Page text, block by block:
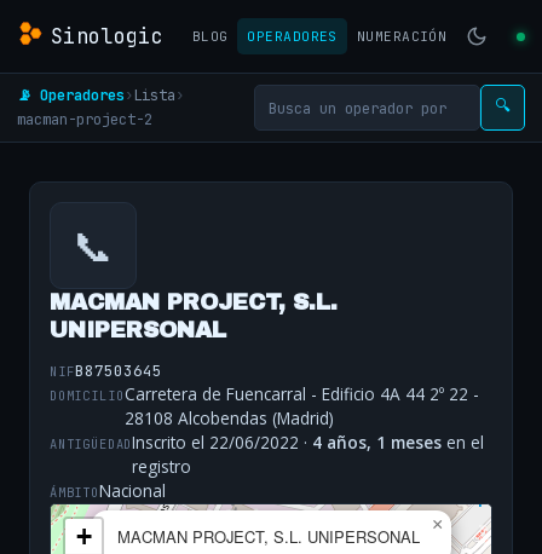
Sinologic BLOG OPERADORES NUMERACIÓN
📡 Operadores› Lista›
macman-project-2
🔍
📞
MACMAN PROJECT, S.L.
UNIPERSONAL
NIFB87503645
DOMICILIOCarretera de Fuencarral - Edificio 4A 44 2º 22 -
28108 Alcobendas (Madrid)
ANTIGÜEDADInscrito el 22/06/2022 · 4 años, 1 meses en el
registro
ÁMBITONacional
MACMAN PROJECT, S.L. UNIPERSONAL
×
+